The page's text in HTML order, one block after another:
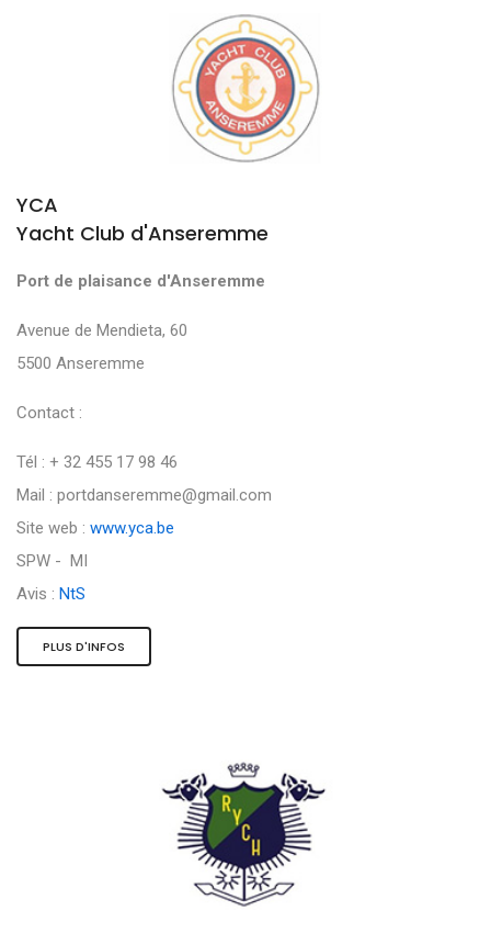
YCA
Yacht Club d'Anseremme
Port de plaisance d'Anseremme
Avenue de Mendieta, 60
5500 Anseremme
Contact :
Tél : + 32 455 17 98 46
Mail : portdanseremme@gmail.com
Site web : www.yca.be
SPW - MI
Avis : NtS
PLUS D'INFOS